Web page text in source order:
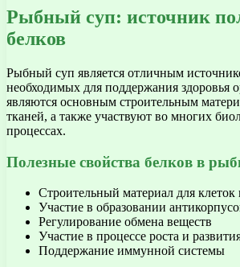
Рыбный суп: источник
белков
Рыбный суп является отличным
необходимых для поддержания здоровья
являются основным строительным
тканей, а также участвуют во многих
процессах.
Полезные свойства белков в
Строительный материал для клеток
Участие в образовании
Регулирование обмена веществ
Участие в процессе роста и
Поддержание иммунной системы